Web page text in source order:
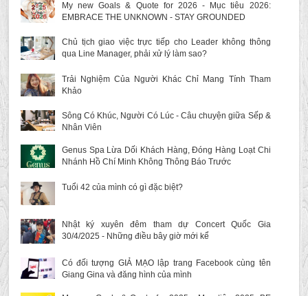
My new Goals & Quote for 2026 - Mục tiêu 2026:
EMBRACE THE UNKNOWN - STAY GROUNDED
Chủ tịch giao việc trực tiếp cho Leader không thông
qua Line Manager, phải xử lý làm sao?
Trải Nghiệm Của Người Khác Chỉ Mang Tính Tham
Khảo
Sông Có Khúc, Người Có Lúc - Câu chuyện giữa Sếp &
Nhân Viên
Genus Spa Lừa Dối Khách Hàng, Đóng Hàng Loạt Chi
Nhánh Hồ Chí Minh Không Thông Báo Trước
Tuổi 42 của mình có gì đặc biệt?
Nhật ký xuyên đêm tham dự Concert Quốc Gia
30/4/2025 - Những điều bây giờ mới kể
Có đối tượng GIẢ MẠO lập trang Facebook cùng tên
Giang Gina và đăng hình của mình